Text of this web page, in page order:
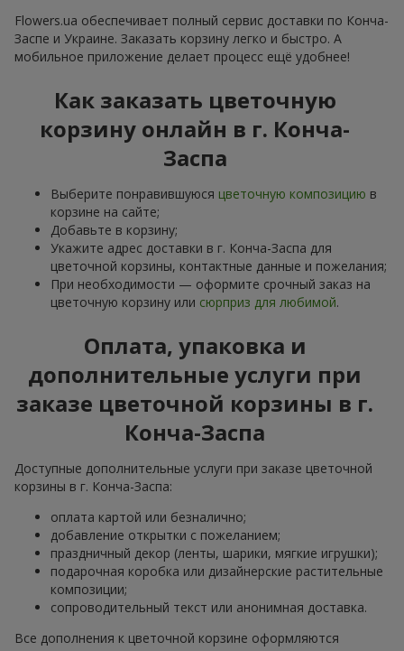
Flowers.ua обеспечивает полный сервис доставки по Конча-
Заспе и Украине. Заказать корзину легко и быстро. А
мобильное приложение делает процесс ещё удобнее!
Как заказать цветочную
корзину онлайн в г. Конча-
Заспа
Выберите понравившуюся цветочную композицию в
корзине на сайте;
Добавьте в корзину;
Укажите адрес доставки в г. Конча-Заспа для
цветочной корзины, контактные данные и пожелания;
При необходимости — оформите срочный заказ на
цветочную корзину или сюрприз для любимой.
Оплата, упаковка и
дополнительные услуги при
заказе цветочной корзины в г.
Конча-Заспа
Доступные дополнительные услуги при заказе цветочной
корзины в г. Конча-Заспа:
оплата картой или безналично;
добавление открытки с пожеланием;
праздничный декор (ленты, шарики, мягкие игрушки);
подарочная коробка или дизайнерские растительные
композиции;
сопроводительный текст или анонимная доставка.
Все дополнения к цветочной корзине оформляются